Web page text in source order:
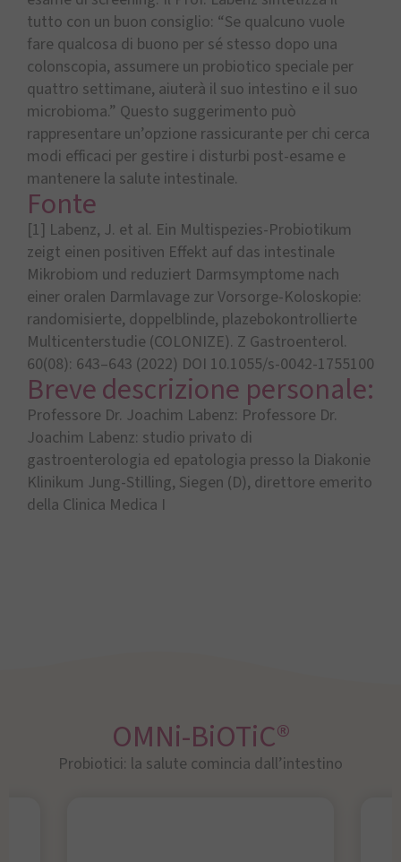
tutto con un buon consiglio: “Se qualcuno vuole
fare qualcosa di buono per sé stesso dopo una
colonscopia, assumere un probiotico speciale per
quattro settimane, aiuterà il suo intestino e il suo
microbioma.” Questo suggerimento può
rappresentare un’opzione rassicurante per chi cerca
modi efficaci per gestire i disturbi post-esame e
mantenere la salute intestinale.
Fonte
[1] Labenz, J. et al. Ein Multispezies-Probiotikum
zeigt einen positiven Effekt auf das intestinale
Mikrobiom und reduziert Darmsymptome nach
einer oralen Darmlavage zur Vorsorge-Koloskopie:
randomisierte, doppelblinde, plazebokontrollierte
Multicenterstudie (COLONIZE). Z Gastroenterol.
60(08): 643–643 (2022) DOI 10.1055/s-0042-1755100
Breve descrizione personale:
Professore Dr. Joachim Labenz: Professore Dr.
Joachim Labenz: studio privato di
gastroenterologia ed epatologia presso la Diakonie
Klinikum Jung-Stilling, Siegen (D), direttore emerito
della Clinica Medica I
OMNi-BiOTiC®
Probiotici: la salute comincia dall’intestino